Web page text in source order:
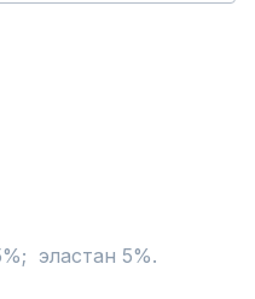
эластан 5%.